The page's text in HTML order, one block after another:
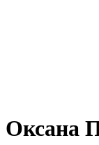
Оксана